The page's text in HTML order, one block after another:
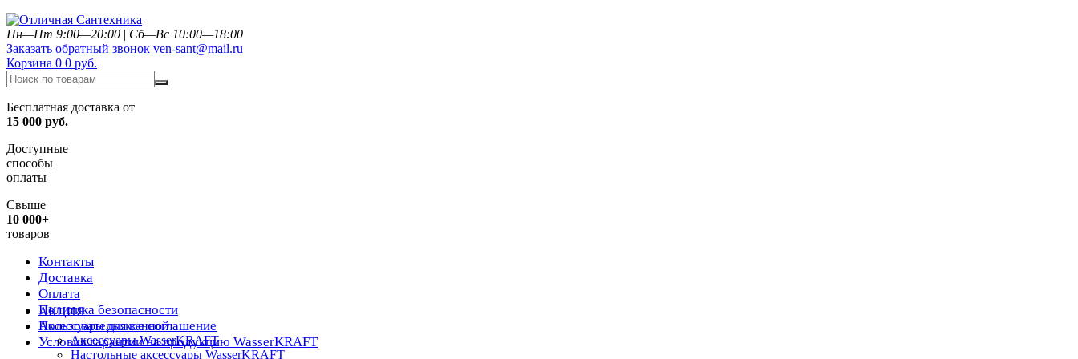
Пн—Пт 9:00—20:00 | Сб—Вс 10:00—18:00
Заказать обратный звонок ven-sant@mail.ru
Корзина 0 0 руб.
Бесплатная доставка от
15 000 руб.
Доступные
способы
оплаты
Свыше
10 000+
товаров
Контакты
Доставка
Оплата
Политика безопасности
Пользовательское соглашение
Условия гарантии на продукцию WasserKRAFT
АКЦИЯ
Аксессуары для ванной
Аксессуары WasserKRAFT
Настольные аксессуары WasserKRAFT